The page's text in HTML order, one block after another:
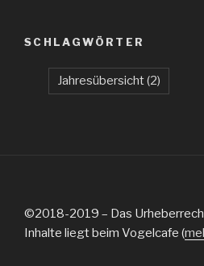
SCHLAGWÖRTER
Jahresübersicht(2)
©2018-2019 – Das
Inhalte liegt beim Vogelcafe (